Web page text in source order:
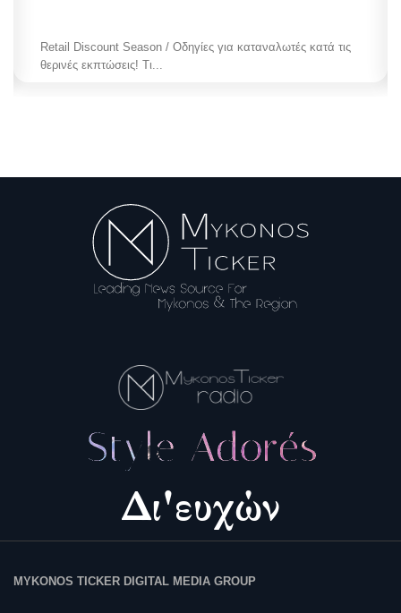
Retail Discount Season / Οδηγίες για καταναλωτές κατά τις
θερινές εκπτώσεις! Τι...
MYKONOS TICKER DIGITAL MEDIA GROUP